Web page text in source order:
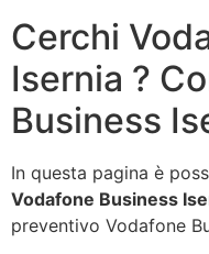
Cerchi
Isernia ?
Business
In questa pagina è
Vodafone Business
preventivo Vodafone